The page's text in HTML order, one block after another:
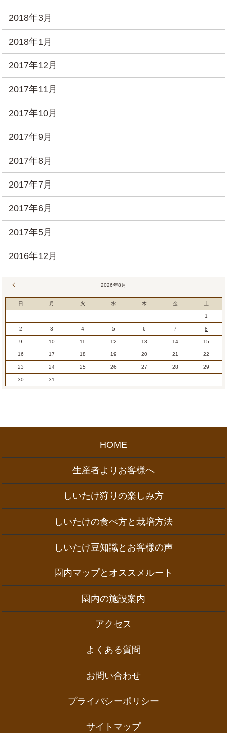
2018年3月
2018年1月
2017年12月
2017年11月
2017年10月
2017年9月
2017年8月
2017年7月
2017年6月
2017年5月
2016年12月
2026年8月
日 月 火 水 木 金 土
1
2 3 4 5 6 7 8
9 10 11 12 13 14 15
16 17 18 19 20 21 22
23 24 25 26 27 28 29
30 31
HOME
生産者よりお客様へ
しいたけ狩りの楽しみ方
しいたけの食べ方と栽培方法
しいたけ豆知識とお客様の声
園内マップとオススメルート
園内の施設案内
アクセス
よくある質問
お問い合わせ
プライバシーポリシー
サイトマップ